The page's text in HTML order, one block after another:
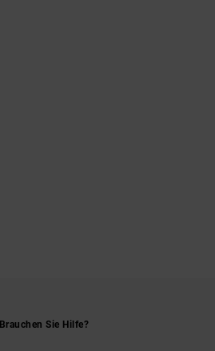
Brauchen Sie Hilfe?